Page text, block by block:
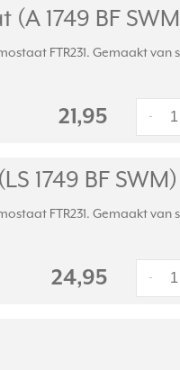
1749 BF
FTR231. Gemaakt
21,95 -
1749 BF SWM)
FTR231. Gemaakt
24,95 -